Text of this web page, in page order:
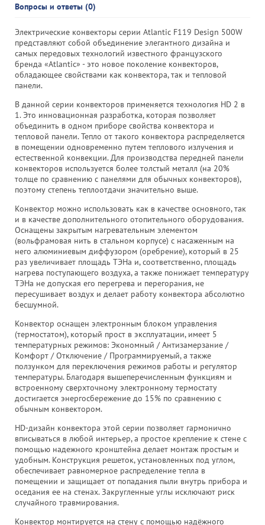
Вопросы и ответы (0)
Электрические конвекторы серии Atlantic F119 Design 500W
представляют собой объединение элегантного дизайна и
самых передовых технологий известного французского
бренда «Atlantic» - это новое поколение конвекторов,
обладающее свойствами как конвектора, так и тепловой
панели.
В данной серии конвекторов применяется технология HD 2 в
1. Это инновационная разработка, которая позволяет
объединить в одном приборе свойства конвектора и
тепловой панели. Тепло от такого конвектора распределяется
в помещении одновременно путем теплового излучения и
естественной конвекции. Для производства передней панели
конвекторов используется более толстый металл (на 20%
толще по сравнению с панелями для обычных конвекторов),
поэтому степень теплоотдачи значительно выше.
Конвектор можно использовать как в качестве основного, так
и в качестве дополнительного отопительного оборудования.
Оснащены закрытым нагревательным элементом
(вольфрамовая нить в стальном корпусе) с насаженным на
него алюминиевым диффузором (оребрение), который в 25
раз увеличивает площадь ТЭНа и, соответственно, площадь
нагрева поступающего воздуха, а также понижает температуру
ТЭНа не допуская его перегрева и перегорания, не
пересушивает воздух и делает работу конвектора абсолютно
бесшумной.
Конвектор оснащен электронным блоком управления
(термостатом), который прост в эксплуатации, имеет 5
температурных режимов: Экономный / Антизамерзание /
Комфорт / Отключение / Программируемый, а также
ползунком для переключения режимов работы и регулятор
температуры. Благодаря вышеперечисленным функциям и
встроенному сверхточному электронному термостату
достигается энергосбережение до 15% по сравнению с
обычным конвектором.
HD-дизайн конвектора этой серии позволяет гармонично
вписываться в любой интерьер, а простое крепление к стене с
помощью надежного кронштейна делает монтаж простым и
удобным. Конструкция решеток, установленных под углом,
обеспечивает равномерное распределение тепла в
помещении и защищает от попадания пыли внутрь прибора и
оседания ее на стенах. Закругленные углы исключают риск
случайного травмирования.
Конвектор монтируется на стену с помощью надёжного